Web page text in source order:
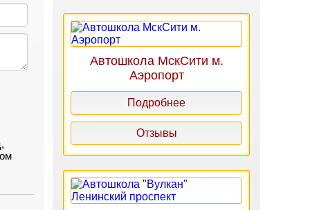
Автошкола МскСити м.
Аэропорт
Подробнее
Отзывы